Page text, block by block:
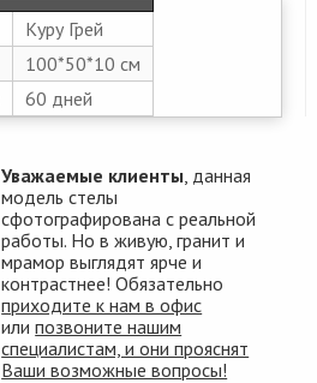
Куру Грей
100*50*10 см
60 дней
Уважаемые клиенты , данная
модель стелы
сфотографирована с реальной
работы. Но в живую, гранит и
мрамор выглядят ярче и
контрастнее! Обязательно
приходите к нам в офис
илипозвоните нашим
специалистам, и они прояснят
Ваши возможные вопросы!